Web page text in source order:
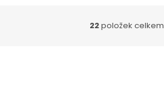
22položek celkem